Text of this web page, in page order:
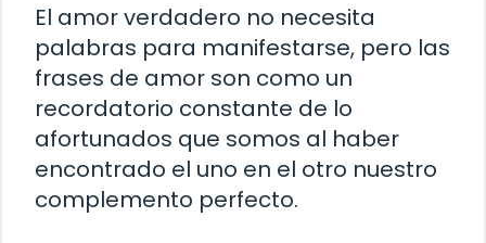
El amor verdadero no necesita
palabras para manifestarse, pero las
frases de amor son como un
recordatorio constante de lo
afortunados que somos al haber
encontrado el uno en el otro nuestro
complemento perfecto.